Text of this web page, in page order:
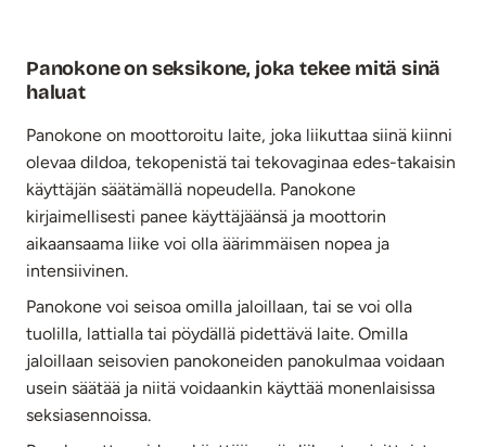
Panokone on seksikone, joka tekee mitä sinä
haluat
Panokone on moottoroitu laite, joka liikuttaa siinä kiinni
olevaa dildoa, tekopenistä tai tekovaginaa edes-takaisin
käyttäjän säätämällä nopeudella. Panokone
kirjaimellisesti panee käyttäjäänsä ja moottorin
aikaansaama liike voi olla äärimmäisen nopea ja
intensiivinen.
Panokone voi seisoa omilla jaloillaan, tai se voi olla
tuolilla, lattialla tai pöydällä pidettävä laite. Omilla
jaloillaan seisovien panokoneiden panokulmaa voidaan
usein säätää ja niitä voidaankin käyttää monenlaisissa
seksiasennoissa.